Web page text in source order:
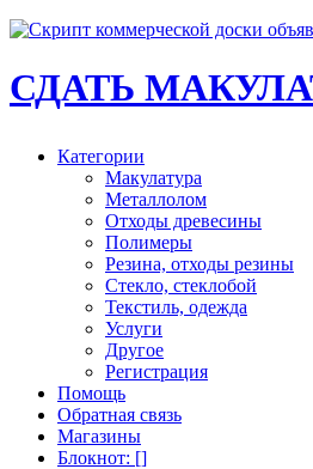
СДАТЬ
Категории
Макулатура
Металлолом
Отходы древесины
Полимеры
Резина, отходы резины
Стекло, стеклобой
Текстиль, одежда
Услуги
Другое
Регистрация
Помощь
Обратная связь
Магазины
Блокнот: []